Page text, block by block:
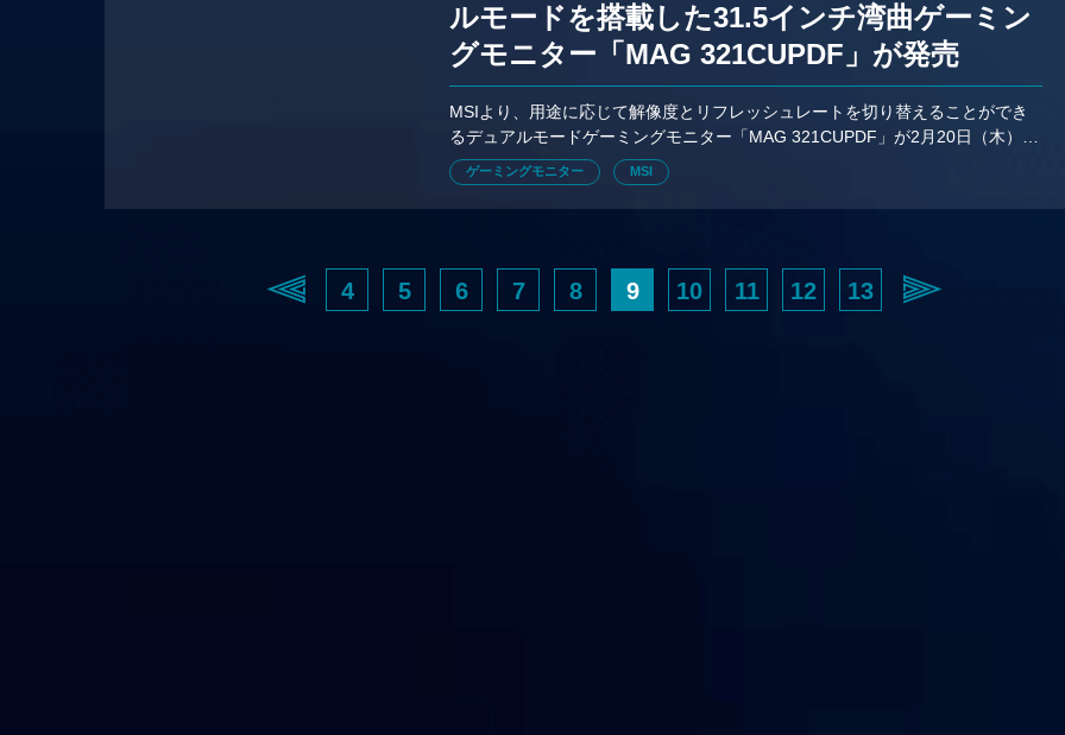
ルモードを搭載した31.5インチ湾曲ゲーミン
グモニター「MAG 321CUPDF」が発売
MSIより、用途に応じて解像度とリフレッシュレートを切り替えることができ
るデュアルモードゲーミングモニター「MAG 321CUPDF」が2月20日（木）よ
り発売。参考価格は98,800円。
ゲーミングモニター MSI
4 5 6 7 8 9 10 11 12 13